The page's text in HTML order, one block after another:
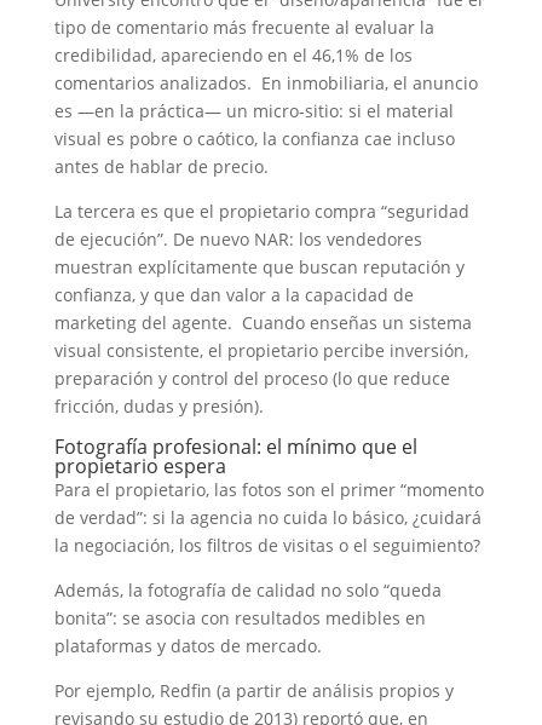
tipo de comentario más frecuente al evaluar la
credibilidad, apareciendo en el 46,1% de los
comentarios analizados. En inmobiliaria, el anuncio
es —en la práctica— un micro‑sitio: si el material
visual es pobre o caótico, la confianza cae incluso
antes de hablar de precio.
La tercera es que el propietario compra “seguridad
de ejecución”. De nuevo NAR: los vendedores
muestran explícitamente que buscan reputación y
confianza, y que dan valor a la capacidad de
marketing del agente. Cuando enseñas un sistema
visual consistente, el propietario percibe inversión,
preparación y control del proceso (lo que reduce
fricción, dudas y presión).
Fotografía profesional: el mínimo que el
propietario espera
Para el propietario, las fotos son el primer “momento
de verdad”: si la agencia no cuida lo básico, ¿cuidará
la negociación, los filtros de visitas o el seguimiento?
Además, la fotografía de calidad no solo “queda
bonita”: se asocia con resultados medibles en
plataformas y datos de mercado.
Por ejemplo, Redfin (a partir de análisis propios y
revisando su estudio de 2013) reportó que, en